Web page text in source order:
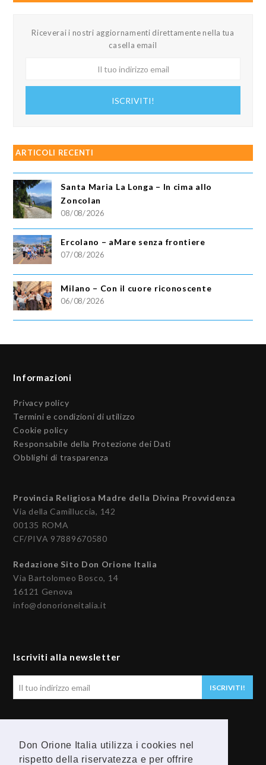
Don Orione Italia utilizza i cookies nel
rispetto della riservatezza e per offrire
Riceverai i nostri aggiornamenti direttamente nella tua
casella email
ISCRIVITI!
ARTICOLI RECENTI
Santa Maria La Longa – In cima allo
Zoncolan
08/08/2026
Ercolano – aMare senza frontiere
07/08/2026
Milano – Con il cuore riconoscente
06/08/2026
Informazioni
Privacy policy
Termini e condizioni di utilizzo
Cookie policy
Responsabile della Protezione dei Dati
Obblighi di trasparenza
Provincia Religiosa Madre della Divina Provvidenza
Via della Camilluccia, 142
00135 ROMA
CF/PIVA 97889670580
Redazione Sito Don Orione Italia
Via Bartolomeo Bosco, 14
16121 Genova
info@donorioneitalia.it
Iscriviti alla newsletter
ISCRIVITI!
F Y